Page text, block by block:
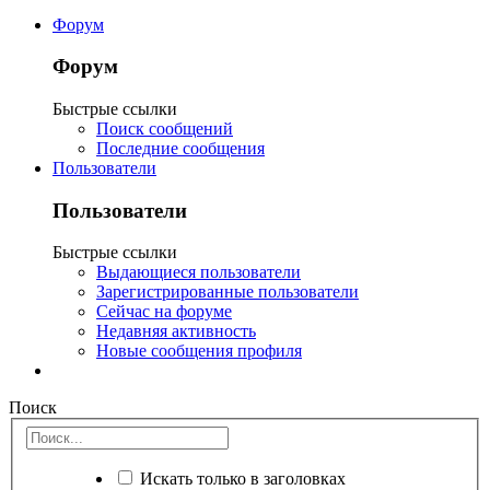
Форум
Форум
Быстрые ссылки
Поиск сообщений
Последние сообщения
Пользователи
Пользователи
Быстрые ссылки
Выдающиеся пользователи
Зарегистрированные пользователи
Сейчас на форуме
Недавняя активность
Новые сообщения профиля
Поиск
Искать только в заголовках